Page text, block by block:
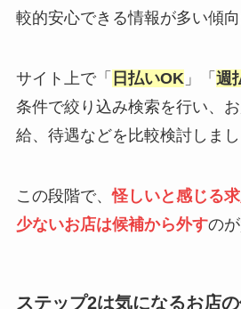
較的安心できる情報が多い傾向
サイト上で「 日払いOK 」「 週
条件で絞り込み検索を行い、
給、待遇などを比較検討しまし
この段階で、怪しいと感じる
少ないお店は候補から外すのが
ステップ2は気になるお店